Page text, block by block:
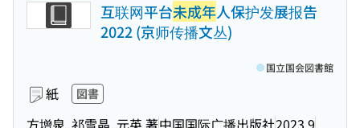
互联网平台未成年人保护发展报告
2022 (京师传播文丛)
紙 図書
方增泉, 祁雪晶, 元英 著中国国际广播出版社2023.9
国立国会図書館